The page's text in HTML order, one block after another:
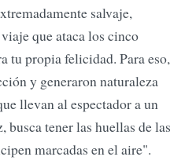
salvaje,
que ataca los cinco
tu propia felicidad. Para eso,
y generaron naturaleza
llevan al espectador a un
tener las huellas de las
marcadas en el aire".